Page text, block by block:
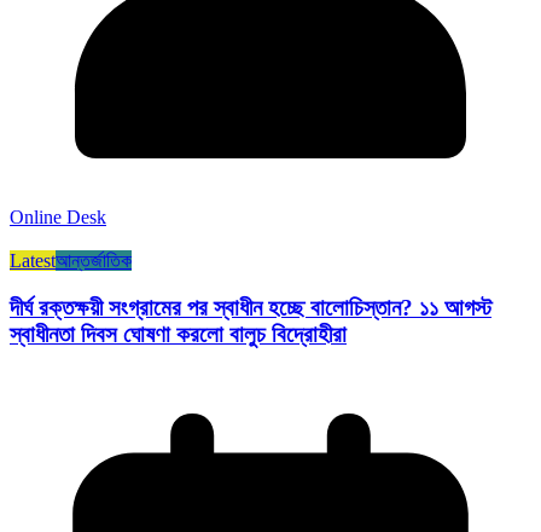
Online Desk
Latestআন্তর্জাতিক
দীর্ঘ রক্তক্ষয়ী সংগ্রামের পর স্বাধীন হচ্ছে বালোচিস্তান? ১১ আগস্ট
স্বাধীনতা দিবস ঘোষণা করলো বালুচ বিদ্রোহীরা